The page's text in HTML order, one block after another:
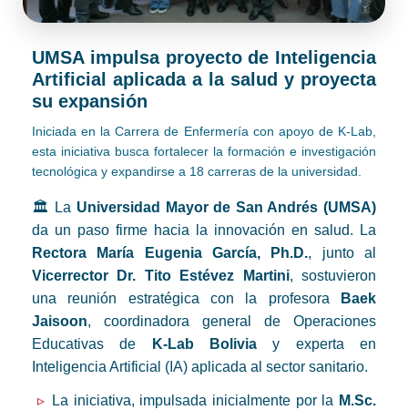
UMSA impulsa proyecto de Inteligencia
Artificial aplicada a la salud y proyecta
su expansión
Iniciada en la Carrera de Enfermería con apoyo de K-Lab,
esta iniciativa busca fortalecer la formación e investigación
tecnológica y expandirse a 18 carreras de la universidad.
🏛️ La Universidad Mayor de San Andrés (UMSA)
da un paso firme hacia la innovación en salud. La
Rectora María Eugenia García, Ph.D., junto al
Vicerrector Dr. Tito Estévez Martini, sostuvieron
una reunión estratégica con la profesora
Baek
Jaisoon, coordinadora general de Operaciones
Educativas de
K-Lab Bolivia y experta en
Inteligencia Artificial (IA) aplicada al sector sanitario.
La iniciativa, impulsada inicialmente por la M.Sc.